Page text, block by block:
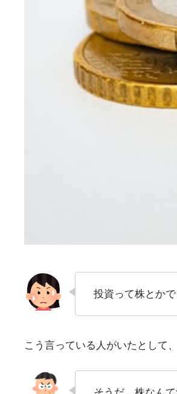
投資って株とか
こう言っている人がいたとして